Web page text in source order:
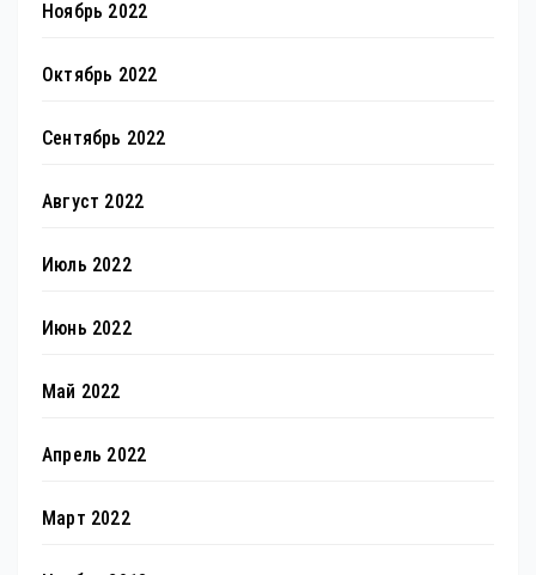
Ноябрь 2022
Октябрь 2022
Сентябрь 2022
Август 2022
Июль 2022
Июнь 2022
Май 2022
Апрель 2022
Март 2022